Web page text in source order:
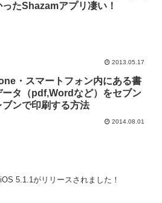
ったShazamアプリ凄い！
2013.05.17
・スマートフォン内にある書
ータ（pdf,Wordなど）をセブン
ブンで印刷する方法
2014.08.01
iOS 5.1.1がリリースされました！